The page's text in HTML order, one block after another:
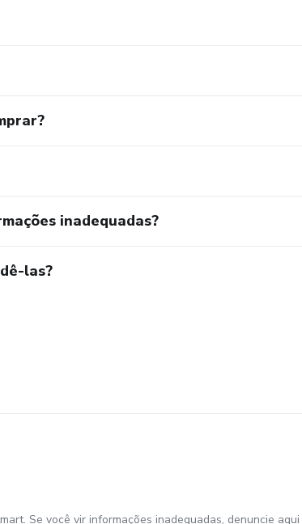
inadequadas?
las?
Se você vir informações inadequadas, denuncie aqui